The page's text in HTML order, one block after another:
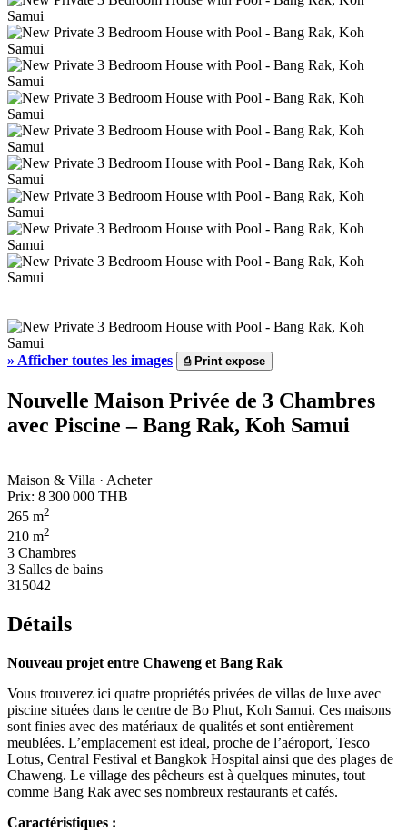
» Afficher toutes les images ⎙Print expose
Nouvelle Maison Privée de 3 Chambres
avec Piscine – Bang Rak, Koh Samui
Maison & Villa · Acheter
Prix: 8 300 000 THB
265 m2
210 m2
3 Chambres
3 Salles de bains
315042
Détails
Nouveau projet entre Chaweng et Bang Rak
Vous trouverez ici quatre propriétés privées de villas de luxe avec
piscine situées dans le centre de Bo Phut, Koh Samui. Ces maisons
sont finies avec des matériaux de qualités et sont entièrement
meublées. L’emplacement est ideal, proche de l’aéroport, Tesco
Lotus, Central Festival et Bangkok Hospital ainsi que des plages de
Chaweng. Le village des pêcheurs est à quelques minutes, tout
comme Bang Rak avec ses nombreux restaurants et cafés.
Caractéristiques :